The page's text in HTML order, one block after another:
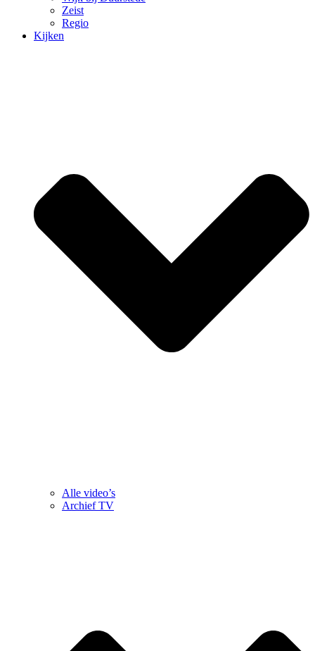
Zeist
Regio
Kijken
Alle video’s
Archief TV